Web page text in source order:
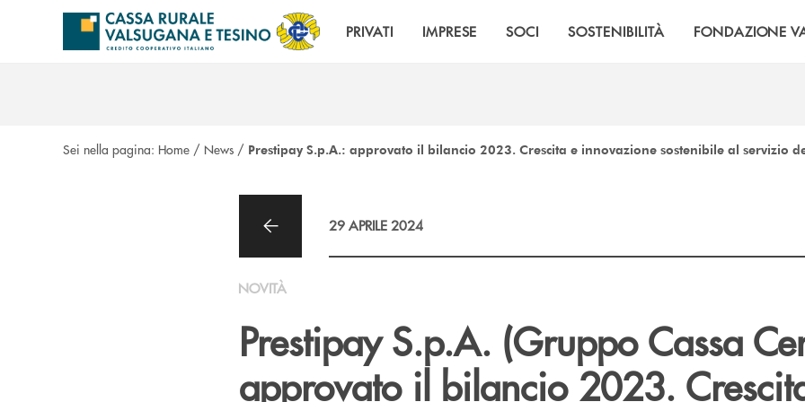
Salta al contenuto principale
PRIVATI IMPRESE SOCI SOSTENIBILITÀ FONDAZIONE
Sei nella pagina: Home / News / Prestipay S.p.A.: approvato il bilancio 2023. Crescita e innovazione sostenibile al servizio
29 APRILE 2024
NOVITÀ
Prestipay S.p.A. (Gruppo Cassa
approvato il bilancio 2023.